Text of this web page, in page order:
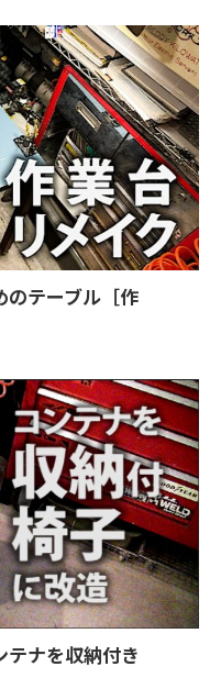
のテーブル［作
テナを収納付き